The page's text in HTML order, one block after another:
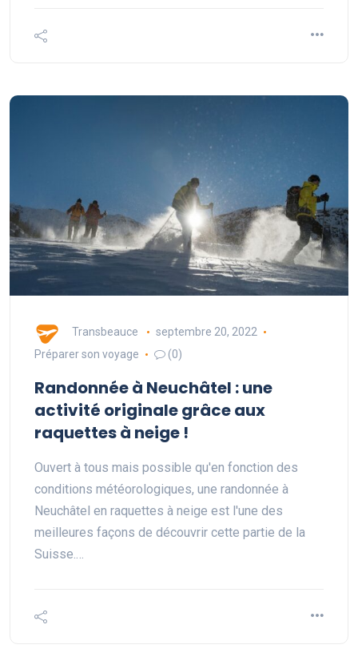
Transbeauce
septembre 20, 2022
Préparer son voyage
(0)
Randonnée à Neuchâtel : une
activité originale grâce aux
raquettes à neige !
Ouvert à tous mais possible qu'en fonction des
conditions météorologiques, une randonnée à
Neuchâtel en raquettes à neige est l'une des
meilleures façons de découvrir cette partie de la
Suisse.…